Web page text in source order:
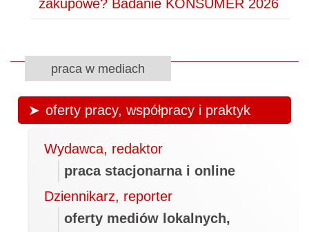
zakupowe? Badanie KONSUMER 2026
praca w mediach
oferty pracy, współpracy i praktyk
Wydawca, redaktor
praca stacjonarna i online
Dziennikarz, reporter
oferty mediów lokalnych,